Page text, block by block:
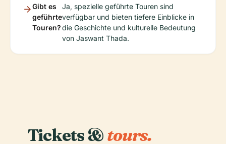
Gibt es
geführte
Touren?
Ja, spezielle geführte Touren sind
verfügbar und bieten tiefere Einblicke in
die Geschichte und kulturelle Bedeutung
von Jaswant Thada.
Tickets &tours.